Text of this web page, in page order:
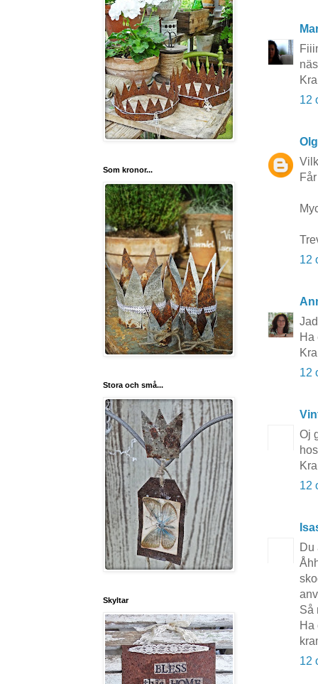
12
12
Ha
12
Oj
12
Du
Så
Ha
12
Som kronor...
Stora och små...
Skyltar